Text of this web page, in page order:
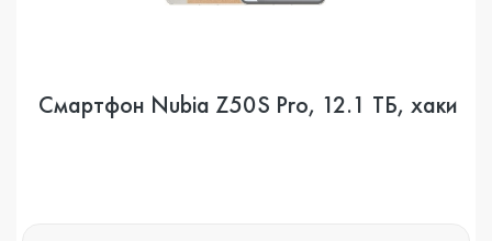
Смартфон Nubia Z50S Pro, 12.1 ТБ, хаки